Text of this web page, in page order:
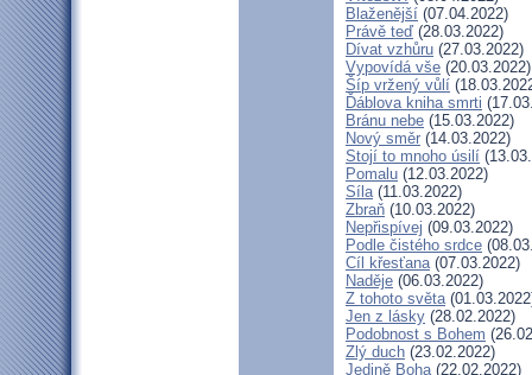
Blaženější (07.04.2022)
Právě teď (28.03.2022)
Dívat vzhůru (27.03.2022)
Vypovídá vše (20.03.2022)
Šíp vržený vůlí
Ďáblova kniha smrti
Bránu nebe (15.03.2022)
Nový směr (14.03.2022)
Stojí to mnoho úsilí
Pomalu (12.03.2022)
Síla(11.03.2022)
Zbraň (10.03.2022)
Nepřispívej (09.03.2022)
Podle čistého srdce
Cíl křesťana(07.03.2022)
Naděje (06.03.2022)
Z tohoto světa
Jen z lásky (28.02.2022)
Podobnost s Bohem
Zlý duch (23.02.2022)
Jedině Boha(22.02.2022)